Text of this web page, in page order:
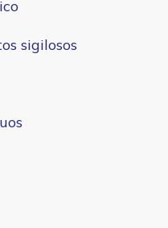
sigilosos